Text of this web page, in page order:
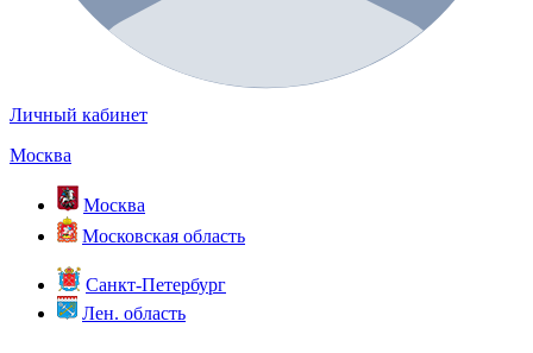
Личный кабинет
Москва
Москва
Московская область
Санкт-Петербург
Лен. область